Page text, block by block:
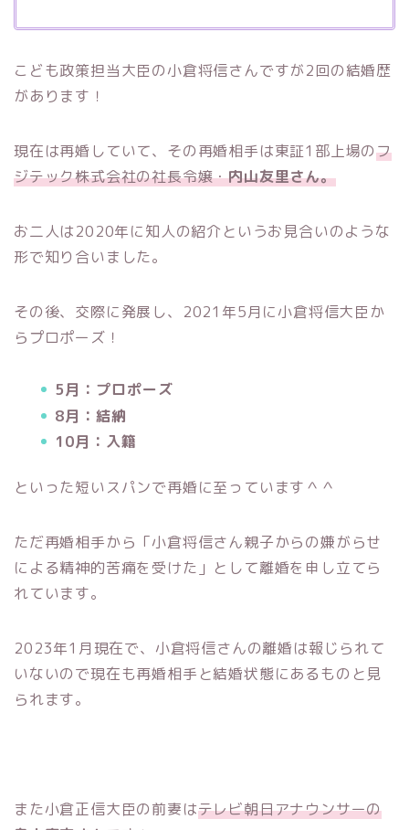
こども政策担当大臣の小倉将信さんですが2回の結婚歴
があります！
現在は再婚していて、その再婚相手は東証1部上場のフ
ジテック株式会社の社長令嬢・内山友里さん。
お二人は2020年に知人の紹介というお見合いのような
形で知り合いました。
その後、交際に発展し、2021年5月に小倉将信大臣か
らプロポーズ！
5月：プロポーズ
8月：結納
10月：入籍
といった短いスパンで再婚に至っています＾＾
ただ再婚相手から「小倉将信さん親子からの嫌がらせ
による精神的苦痛を受けた」として離婚を申し立てら
れています。
2023年1月現在で、小倉将信さんの離婚は報じられて
いないので現在も再婚相手と結婚状態にあるものと見
られます。
また小倉正信大臣の前妻はテレビ朝日アナウンサーの